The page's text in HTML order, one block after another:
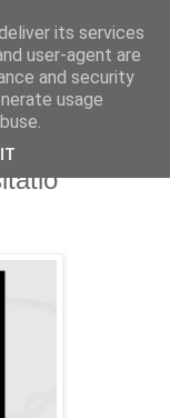
its services
user-agent are
and security
usage